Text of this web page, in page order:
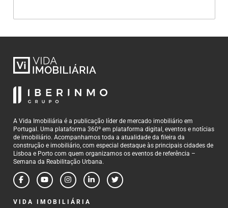
A Vida Imobiliária é a publicação líder de mercado imobiliário em
Portugal. Uma plataforma 360º em plataforma digital, eventos e notícias
de imobiliário. Acompanhamos toda a atualidade da fileira da
construção e imobiliário, com especial destaque às principais cidades de
Lisboa e Porto com quem organizamos os eventos de referência –
Semana da Reabilitação Urbana.
VIDA IMOBILIÁRIA